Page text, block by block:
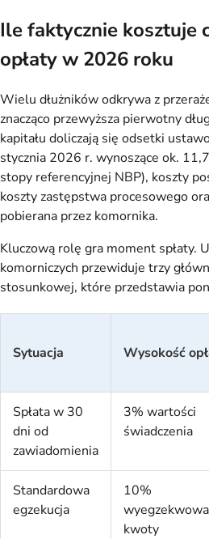
Ile faktycznie kosztuje
opłaty w 2026 roku
Wielu dłużników odkrywa z
znacząco przewyższa pierwotny
kapitału doliczają się odsetki
stycznia 2026 r. wynoszące ok.
stopy referencyjnej NBP), koszty
koszty zastępstwa procesowego
pobierana przez komornika.
Kluczową rolę gra moment spłaty.
komorniczych przewiduje trzy
stosunkowej, które przedstawia
Sytuacja Wysokość
Spłata w 30
dni od
zawiadomienia
3% wartości
świadczenia
Standardowa
egzekucja
10%
kwoty